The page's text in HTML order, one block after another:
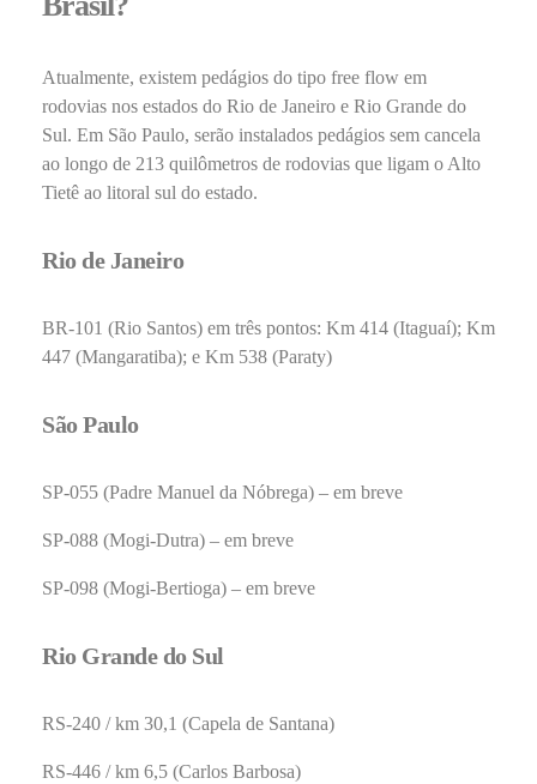
Atualmente, existem pedágios do tipo free flow em
rodovias nos estados do Rio de Janeiro e Rio Grande do
Sul. Em São Paulo, serão instalados pedágios sem cancela
ao longo de 213 quilômetros de rodovias que ligam o Alto
Tietê ao litoral sul do estado.
Rio de Janeiro
BR-101 (Rio Santos) em três pontos: Km 414 (Itaguaí); Km
447 (Mangaratiba); e Km 538 (Paraty)
São Paulo
SP-055 (Padre Manuel da Nóbrega) – em breve
SP-088 (Mogi-Dutra) – em breve
SP-098 (Mogi-Bertioga) – em breve
Rio Grande do Sul
RS-240 / km 30,1 (Capela de Santana)
RS-446 / km 6,5 (Carlos Barbosa)